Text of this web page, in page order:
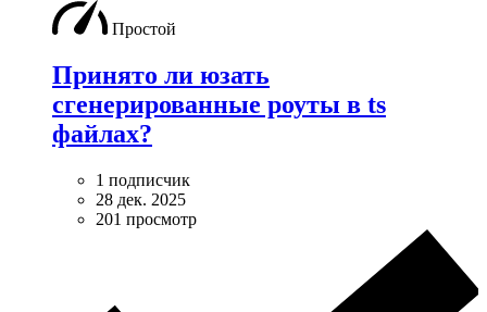
Простой
Принято ли юзать
сгенерированные роуты в ts
файлах?
1 подписчик
28 дек. 2025
201 просмотр